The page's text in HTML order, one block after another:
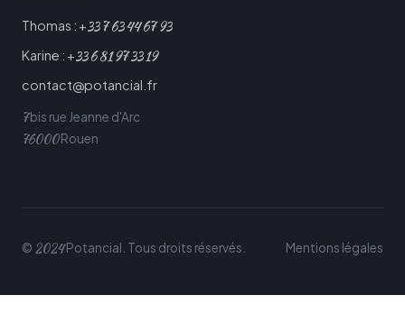
Thomas : +33763446793
Karine : +336819733 19
contact@potancial.fr
7bis rue Jeanne d'Arc
76000Rouen
© 2024Potancial. Tous droits réservés. Mentions légales